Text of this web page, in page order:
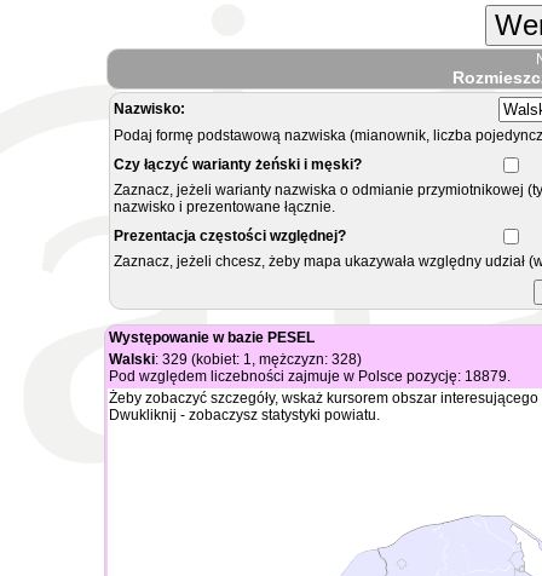
Nazwisko:
Podaj formę podstawową nazwiska (mianownik, liczba
Czy łączyć warianty żeński i męski?
Zaznacz, jeżeli warianty nazwiska o odmianie przymiotnikowej
nazwisko i prezentowane łącznie.
Prezentacja częstości względnej?
Zaznacz, jeżeli chcesz, żeby mapa ukazywała względny
Występowanie w bazie PESEL
Walski: 329 (kobiet: 1, mężczyzn: 328)
Pod względem liczebności zajmuje w Polsce pozycję: 18879.
Żeby zobaczyć szczegóły, wskaż kursorem obszar
Dwukliknij - zobaczysz statystyki powiatu.